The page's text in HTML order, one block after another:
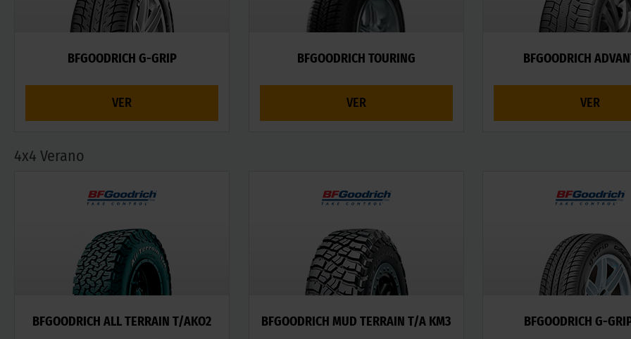
BFGOODRICH G-GRIP
VER
BFGOODRICH TOURING
VER
BFGOODRICH
VER
4x4 Verano
BFGOODRICH ALL TERRAIN T/AKO2 BFGOODRICH MUD TERRAIN T/A KM3 BFGOODRICH G-